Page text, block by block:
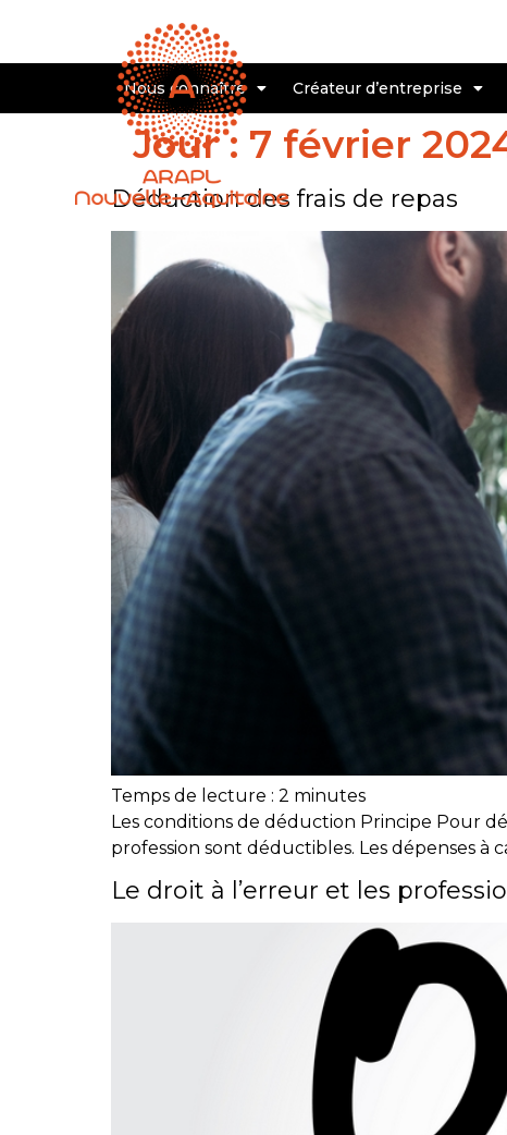
Nous connaître Créateur d’entreprise
Jour : 7 février
Déduction des frais de repas
Temps de lecture : 2 minutes
Les conditions de déduction Principe Pour
profession sont déductibles. Les dépenses à
Le droit à l’erreur et les